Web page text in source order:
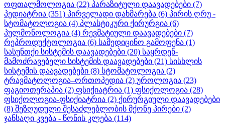
ოფთალმოლოგია (22) პარაზიტული დაავადებები (7)
პედიატრია (351) პირველადი დახმარება (6) პირის ღრუ -
სტომატოლოგია (4) პლასტიკური ქირურგია (6)
პულმონოლოგია (4) რევმატიული დაავადებები (7)
რეპროდუქტოლოგია (6) სამედიცინო გამოფენა (1)
სასუნთქი სისტემის დაავადებები (20) საყრდენ-
მამოძრავებელი სისტემის დაავადებები (21) სისხლის
სისტემის დაავადებები (8) სტომატოლოგია (2)
ტრავმატოლოგია–ორთოპედია (2) უროლოგია (23)
ფაგიოთერაპია (2) ფსიქიატრია (1) ფსიქოლოგია (28)
ფსიქოლოგია-ფსიქიატრია (2) ქირურგიული დაავადებები
(8) შეზღუდული შესაძლებლობის მქონე პირები (2)
ჯანსაღი კვება - წონის კლება (114)